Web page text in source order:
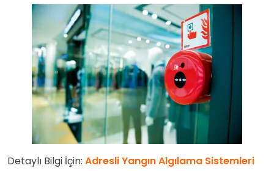
Detaylı Bilgi İçin: Adresli Yangın Algılama Sistemleri